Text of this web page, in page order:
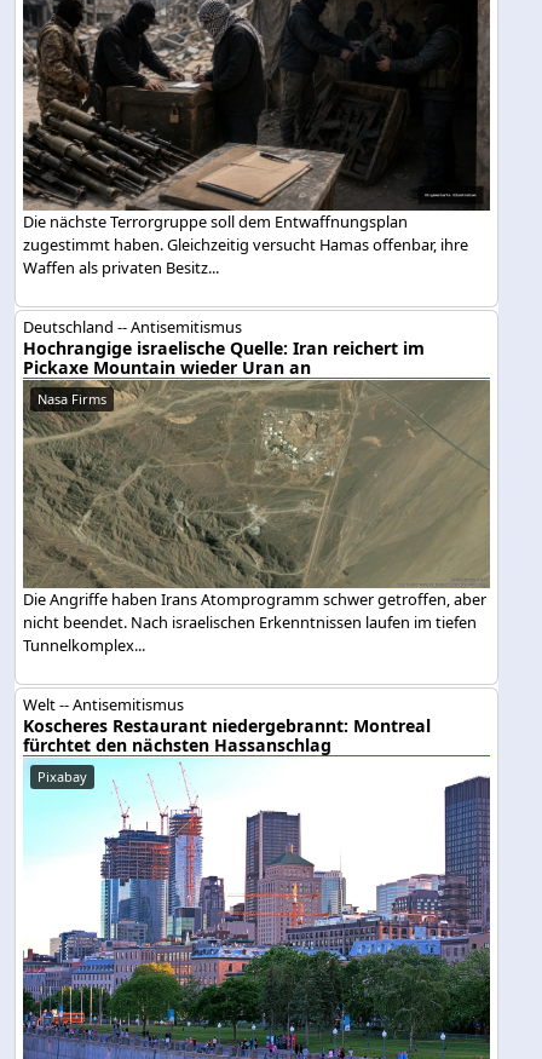
Die nächste Terrorgruppe soll dem Entwaffnungsplan
zugestimmt haben. Gleichzeitig versucht Hamas offenbar, ihre
Waffen als privaten Besitz...
Deutschland -- Antisemitismus
Hochrangige israelische Quelle: Iran reichert im
Pickaxe Mountain wieder Uran an
Nasa Firms
Die Angriffe haben Irans Atomprogramm schwer getroffen, aber
nicht beendet. Nach israelischen Erkenntnissen laufen im tiefen
Tunnelkomplex...
Welt -- Antisemitismus
Koscheres Restaurant niedergebrannt: Montreal
fürchtet den nächsten Hassanschlag
Pixabay